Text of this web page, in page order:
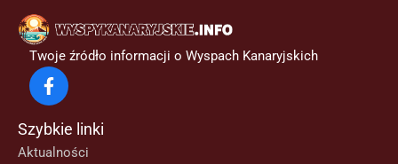
Twoje źródło informacji o Wyspach Kanaryjskich
Szybkie linki
Aktualności